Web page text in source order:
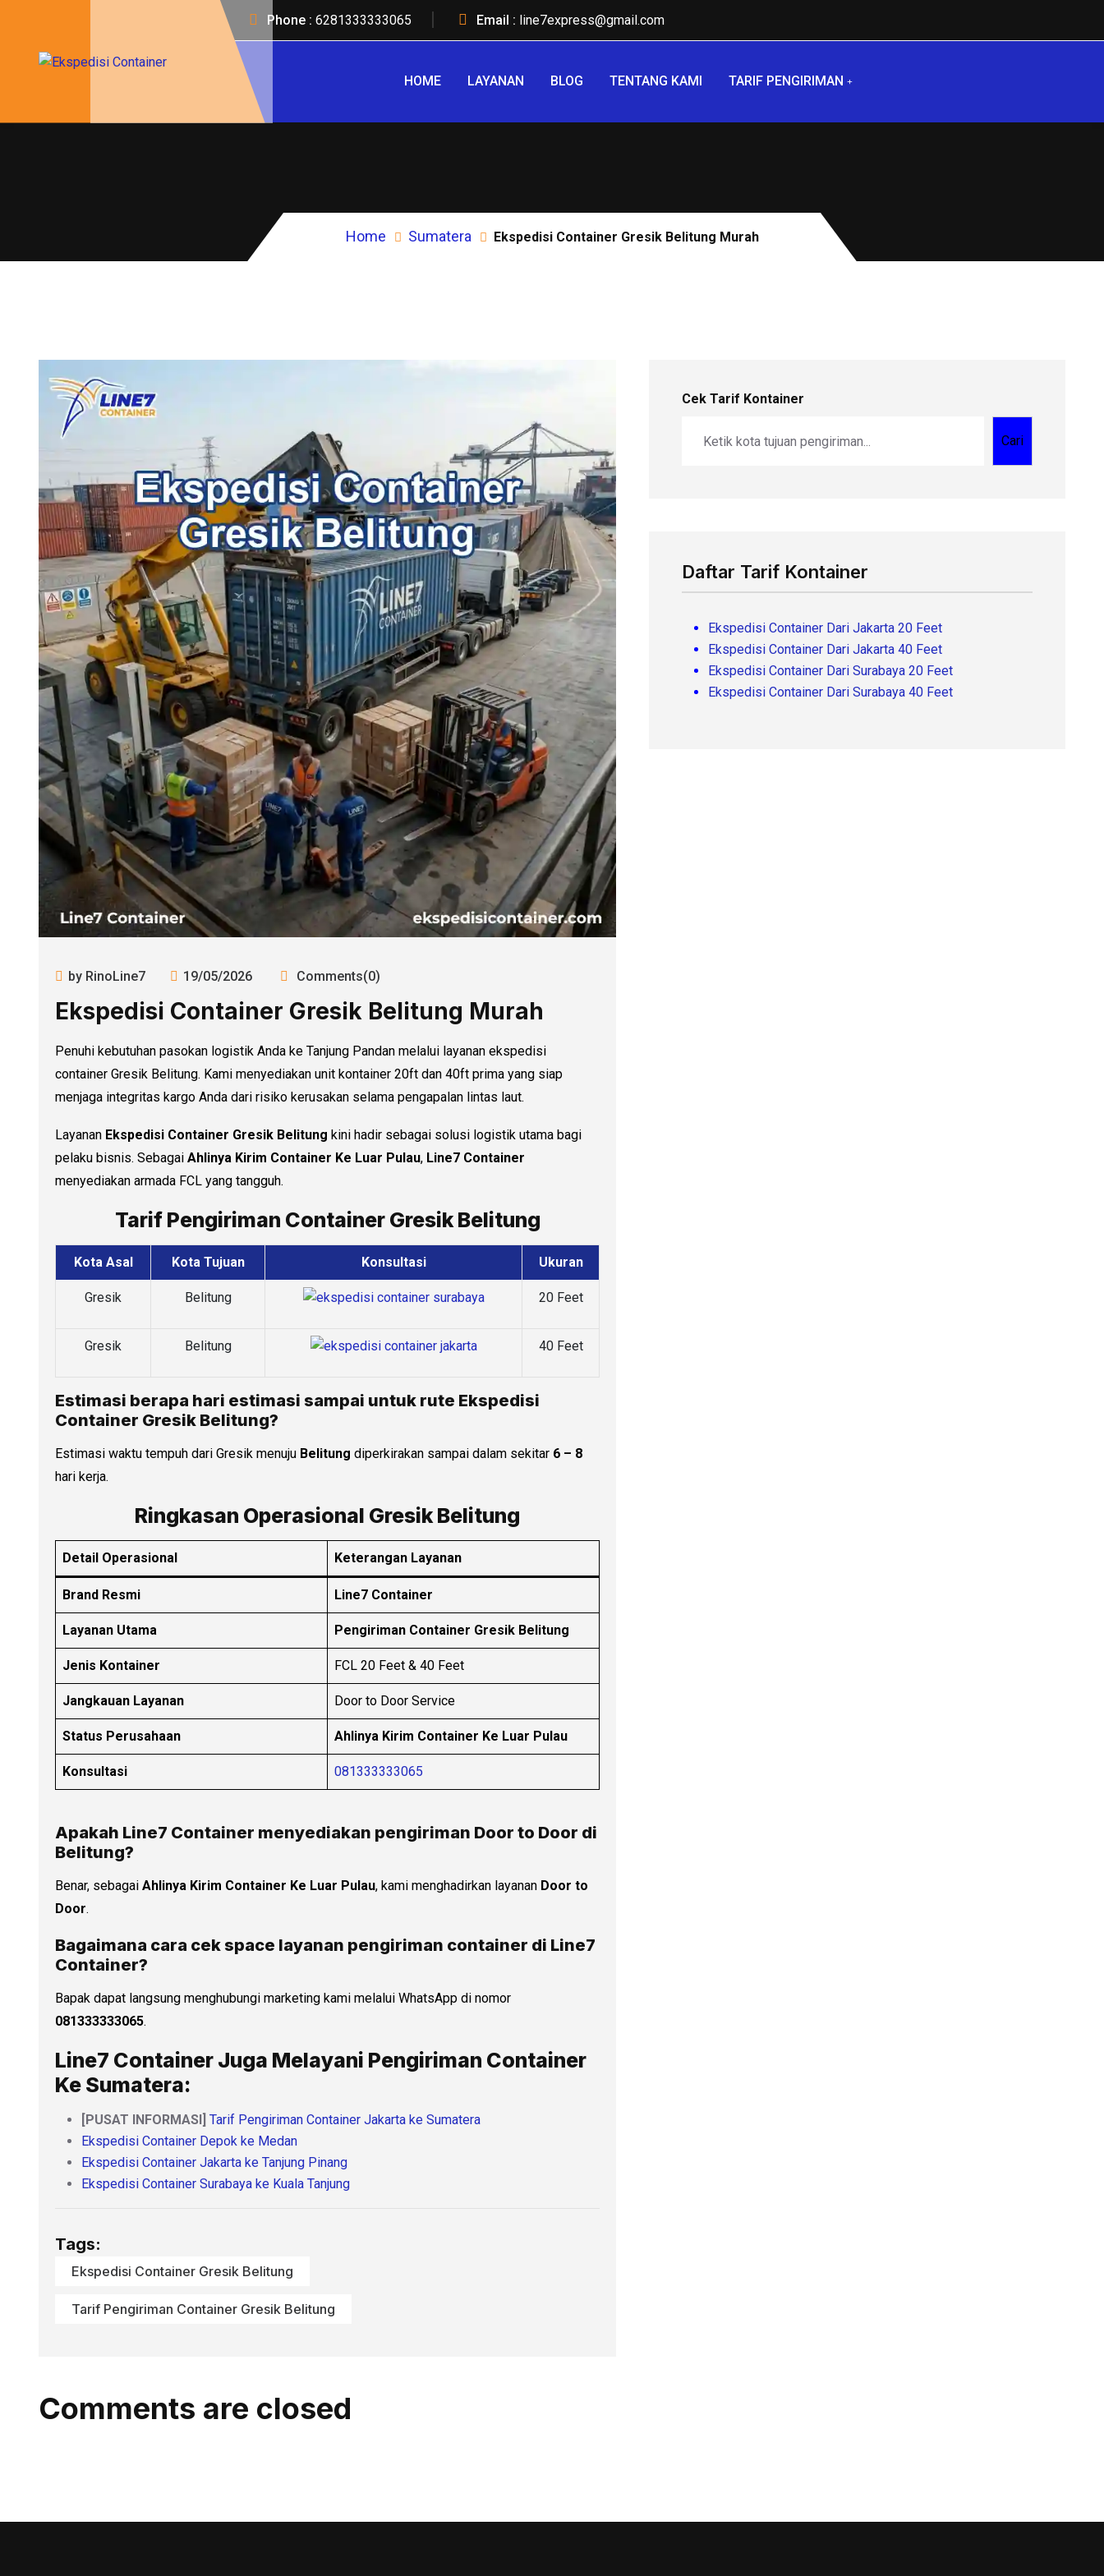
Phone : 6281333333065 Email : line7express@gmail.com
HOME LAYANAN BLOG TENTANG KAMI TARIF PENGIRIMAN
Home Sumatera Ekspedisi Container Gresik Belitung Murah
by RinoLine7 19/05/2026 Comments(0)
Ekspedisi Container Gresik Belitung Murah
Penuhi kebutuhan pasokan logistik Anda ke Tanjung Pandan melalui layanan ekspedisi
container Gresik Belitung. Kami menyediakan unit kontainer 20ft dan 40ft prima yang siap
menjaga integritas kargo Anda dari risiko kerusakan selama pengapalan lintas laut.
Layanan Ekspedisi Container Gresik Belitung kini hadir sebagai solusi logistik utama bagi
pelaku bisnis. Sebagai Ahlinya Kirim Container Ke Luar Pulau, Line7 Container
menyediakan armada FCL yang tangguh.
Tarif Pengiriman Container Gresik Belitung
Kota Asal Kota Tujuan Konsultasi Ukuran
Gresik Belitung 20 Feet
Gresik Belitung 40 Feet
Estimasi berapa hari estimasi sampai untuk rute Ekspedisi
Container Gresik Belitung?
Estimasi waktu tempuh dari Gresik menuju Belitung diperkirakan sampai dalam sekitar 6 – 8
hari kerja.
Ringkasan Operasional Gresik Belitung
Detail Operasional Keterangan Layanan
Brand Resmi Line7 Container
Layanan Utama Pengiriman Container Gresik Belitung
Jenis Kontainer FCL 20 Feet & 40 Feet
Jangkauan Layanan Door to Door Service
Status Perusahaan Ahlinya Kirim Container Ke Luar Pulau
Konsultasi 081333333065
Apakah Line7 Container menyediakan pengiriman Door to Door di
Belitung?
Benar, sebagai Ahlinya Kirim Container Ke Luar Pulau, kami menghadirkan layanan Door to
Door.
Bagaimana cara cek space layanan pengiriman container di Line7
Container?
Bapak dapat langsung menghubungi marketing kami melalui WhatsApp di nomor
081333333065.
Line7 Container Juga Melayani Pengiriman Container
Ke Sumatera:
[PUSAT INFORMASI] Tarif Pengiriman Container Jakarta ke Sumatera
Ekspedisi Container Depok ke Medan
Ekspedisi Container Jakarta ke Tanjung Pinang
Ekspedisi Container Surabaya ke Kuala Tanjung
Tags:
Ekspedisi Container Gresik Belitung
Tarif Pengiriman Container Gresik Belitung
Comments are closed
Cek Tarif Kontainer
Cari
Daftar Tarif Kontainer
Ekspedisi Container Dari Jakarta 20 Feet
Ekspedisi Container Dari Jakarta 40 Feet
Ekspedisi Container Dari Surabaya 20 Feet
Ekspedisi Container Dari Surabaya 40 Feet